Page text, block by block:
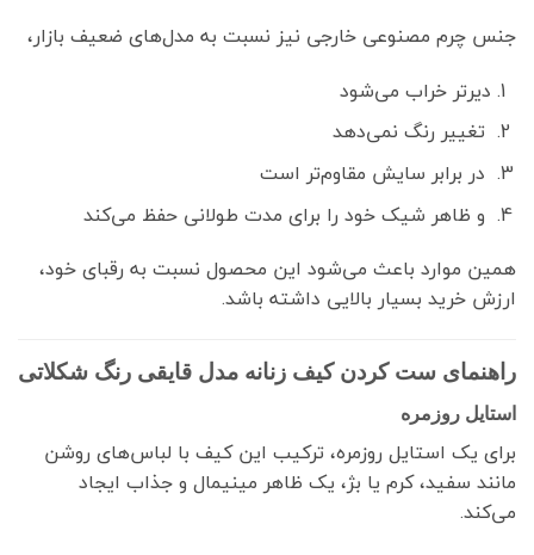
جنس چرم مصنوعی خارجی نیز نسبت به مدل‌های ضعیف بازار،
دیرتر خراب می‌شود
تغییر رنگ نمی‌دهد
در برابر سایش مقاوم‌تر است
و ظاهر شیک خود را برای مدت طولانی حفظ می‌کند
همین موارد باعث می‌شود این محصول نسبت به رقبای خود،
ارزش خرید بسیار بالایی داشته باشد.
راهنمای ست کردن کیف زنانه مدل قایقی رنگ شکلاتی
استایل روزمره
برای یک استایل روزمره، ترکیب این کیف با لباس‌های روشن
مانند سفید، کرم یا بژ، یک ظاهر مینیمال و جذاب ایجاد
می‌کند.